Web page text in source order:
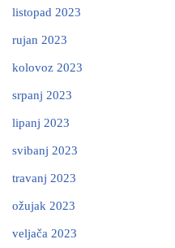
listopad 2023
rujan 2023
kolovoz 2023
srpanj 2023
lipanj 2023
svibanj 2023
travanj 2023
ožujak 2023
veljača 2023